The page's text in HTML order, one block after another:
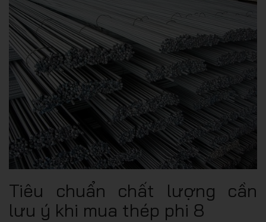
Tiêu chuẩn chất lượng cần
lưu ý khi mua thép phi 8